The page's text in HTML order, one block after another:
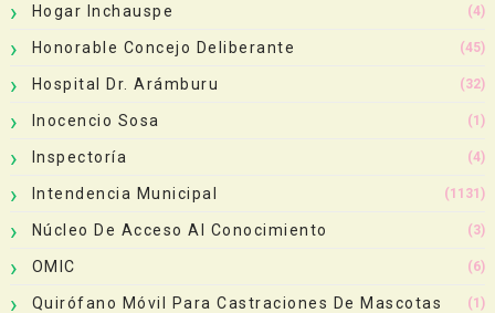
Hogar Inchauspe (4)
Honorable Concejo Deliberante (45)
Hospital Dr. Arámburu (32)
Inocencio Sosa (1)
Inspectoría (4)
Intendencia Municipal (1131)
Núcleo De Acceso Al Conocimiento (3)
OMIC (6)
Quirófano Móvil Para Castraciones De Mascotas (1)